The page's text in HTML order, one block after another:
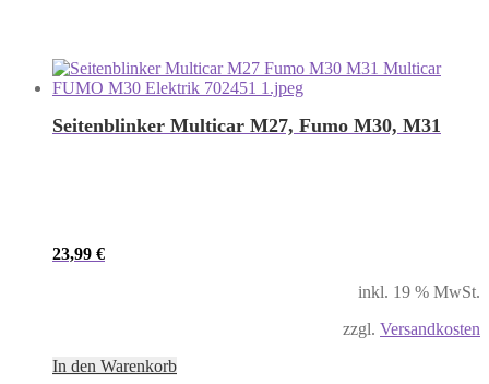
Seitenblinker Multicar M27, Fumo M30, M31
23,99 €
inkl. 19 % MwSt.
zzgl. Versandkosten
In den Warenkorb